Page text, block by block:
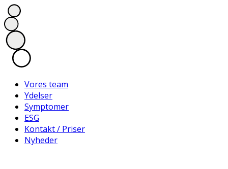
Vores team
Ydelser
Symptomer
ESG
Kontakt / Priser
Nyheder